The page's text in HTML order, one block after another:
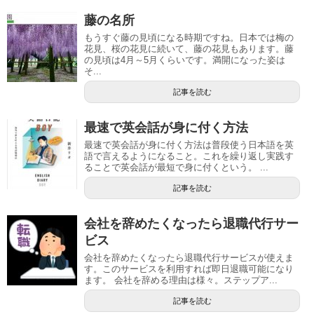
藤の名所
もうすぐ藤の見頃になる時期ですね。日本では梅の
花見、桜の花見に続いて、藤の花見もあります。藤
の見頃は4月～5月くらいです。満開になった姿は
そ...
記事を読む
最速で英会話が身に付く方法
最速で英会話が身に付く方法は普段使う日本語を英
語で言えるようになること。これを繰り返し実践す
ることで英会話が最短で身に付くという。 ...
記事を読む
会社を辞めたくなったら退職代行サー
ビス
会社を辞めたくなったら退職代行サービスが使えま
す。このサービスを利用すれば即日退職可能になり
ます。 会社を辞める理由は様々。ステップア...
記事を読む